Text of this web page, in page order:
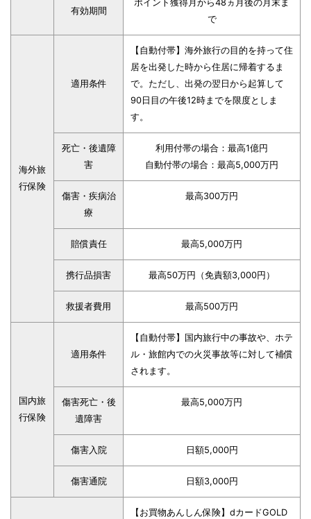
有効期間
ポイント獲得月から48ヵ月後の月末ま
で
海外旅
行保険
適用条件
【自動付帯】海外旅行の目的を持って住
居を出発した時から住居に帰着するま
で。ただし、出発の翌日から起算して
90日目の午後12時までを限度としま
す。
死亡・後遺障
害
利用付帯の場合：最高1億円
自動付帯の場合：最高5,000万円
傷害・疾病治
療
最高300万円
賠償責任 最高5,000万円
携行品損害 最高50万円（免責額3,000円）
救援者費用 最高500万円
国内旅
行保険
適用条件
【自動付帯】国内旅行中の事故や、ホテ
ル・旅館内での火災事故等に対して補償
されます。
傷害死亡・後
遺障害
最高5,000万円
傷害入院 日額5,000円
傷害通院 日額3,000円
【お買物あんしん保険】dカードGOLD